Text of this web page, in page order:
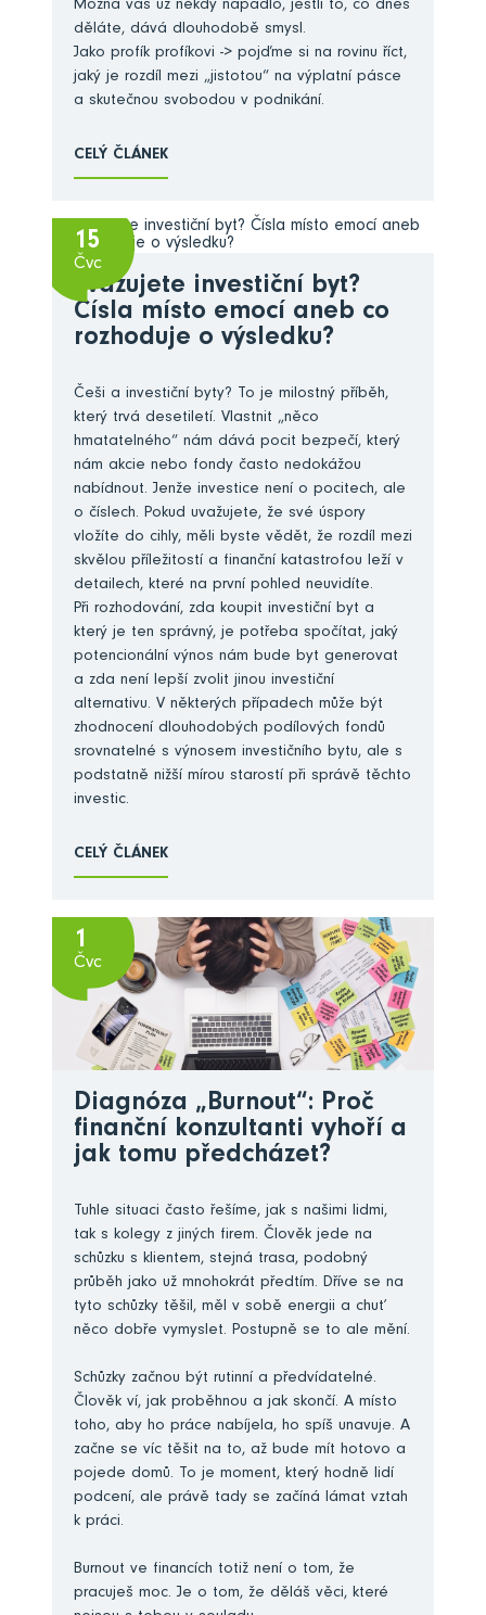
Možná vás už někdy napadlo, jestli to, co dnes
děláte, dává dlouhodobě smysl.
Jako profík profíkovi -> pojďme si na rovinu říct,
jaký je rozdíl mezi „jistotou“ na výplatní pásce
a skutečnou svobodou v podnikání.
CELÝ ČLÁNEK
15
Čvc
Zvažujete investiční byt?
Čísla místo emocí aneb co
rozhoduje o výsledku?
Češi a investiční byty? To je milostný příběh,
který trvá desetiletí. Vlastnit „něco
hmatatelného“ nám dává pocit bezpečí, který
nám akcie nebo fondy často nedokážou
nabídnout. Jenže investice není o pocitech, ale
o číslech. Pokud uvažujete, že své úspory
vložíte do cihly, měli byste vědět, že rozdíl mezi
skvělou příležitostí a finanční katastrofou leží v
detailech, které na první pohled neuvidíte.
Při rozhodování, zda koupit investiční byt a
který je ten správný, je potřeba spočítat, jaký
potencionální výnos nám bude byt generovat
a zda není lepší zvolit jinou investiční
alternativu. V některých případech může být
zhodnocení dlouhodobých podílových fondů
srovnatelné s výnosem investičního bytu, ale s
podstatně nižší mírou starostí při správě těchto
investic.
CELÝ ČLÁNEK
1
Čvc
Diagnóza „Burnout“: Proč
finanční konzultanti vyhoří a
jak tomu předcházet?
Tuhle situaci často řešíme, jak s našimi lidmi,
tak s kolegy z jiných firem. Člověk jede na
schůzku s klientem, stejná trasa, podobný
průběh jako už mnohokrát předtím. Dříve se na
tyto schůzky těšil, měl v sobě energii a chuť
něco dobře vymyslet. Postupně se to ale mění.
Schůzky začnou být rutinní a předvídatelné.
Člověk ví, jak proběhnou a jak skončí. A místo
toho, aby ho práce nabíjela, ho spíš unavuje. A
začne se víc těšit na to, až bude mít hotovo a
pojede domů. To je moment, který hodně lidí
podcení, ale právě tady se začíná lámat vztah
k práci.
Burnout ve financích totiž není o tom, že
pracuješ moc. Je o tom, že děláš věci, které